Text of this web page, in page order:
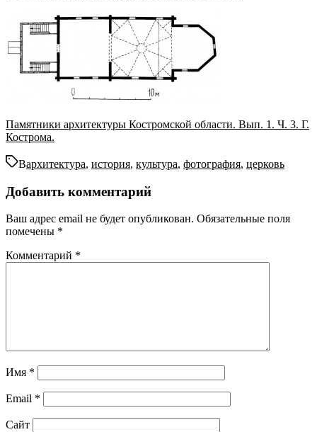
Памятники архитектуры Костромской области. Вып. 1. Ч. 3. Г.
Кострома.
Вархитектура, история, культура, фотография, церковь
Добавить комментарий
Ваш адрес email не будет опубликован. Обязательные поля
помечены *
Комментарий *
Имя *
Email *
Сайт